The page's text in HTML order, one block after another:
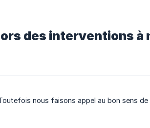
des interventions à
nous faisons appel au bon sens de